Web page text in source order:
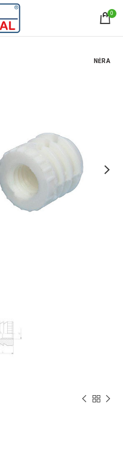
0
NĖRA